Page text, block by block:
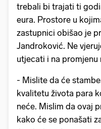
trebali bi trajati ti
eura. Prostore u
zastupnici obišao je
Jandroković. Ne
utjecati i na
- Mislite da će
kvalitetu života para
neće. Mislim da ovaj
kako će se ponašati